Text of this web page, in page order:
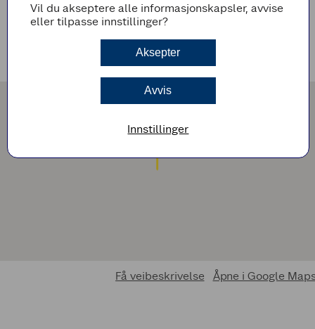
Det er ingen avvikende åpningstider i nærmeste fremtid
Få veibeskrivelse Åpne i Google
Vil du akseptere alle informasjonskapsler, avvise
eller tilpasse innstillinger?
Aksepter
Avvis
Innstillinger